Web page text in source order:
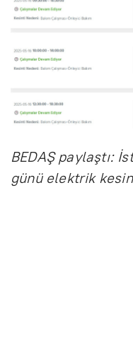
BEDAŞ paylaştı:
günü elektrik